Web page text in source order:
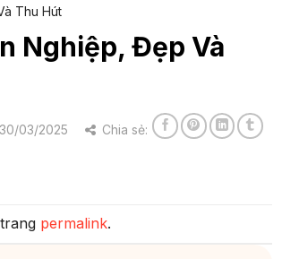
Thu Hút
Nghiệp, Đẹp Và
03/2025 Chia sẻ:
permalink.